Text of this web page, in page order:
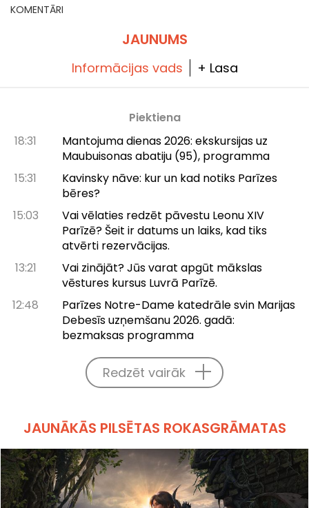
KOMENTĀRI
JAUNUMS
Informācijas vads + Lasa
Piektiena
18:31
Mantojuma dienas 2026: ekskursijas uz
Maubuisonas abatiju (95), programma
15:31
Kavinsky nāve: kur un kad notiks Parīzes
bēres?
15:03
Vai vēlaties redzēt pāvestu Leonu XIV
Parīzē? Šeit ir datums un laiks, kad tiks
atvērti rezervācijas.
13:21
Vai zinājāt? Jūs varat apgūt mākslas
vēstures kursus Luvrā Parīzē.
12:48
Parīzes Notre-Dame katedrāle svin Marijas
Debesīs uzņemšanu 2026. gadā:
bezmaksas programma
Redzēt vairāk
JAUNĀKĀS PILSĒTAS ROKASGRĀMATAS